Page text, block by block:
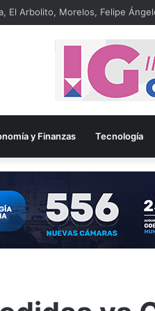
El Arbolito, Morelos, Felipe
y Finanzas Tecnología